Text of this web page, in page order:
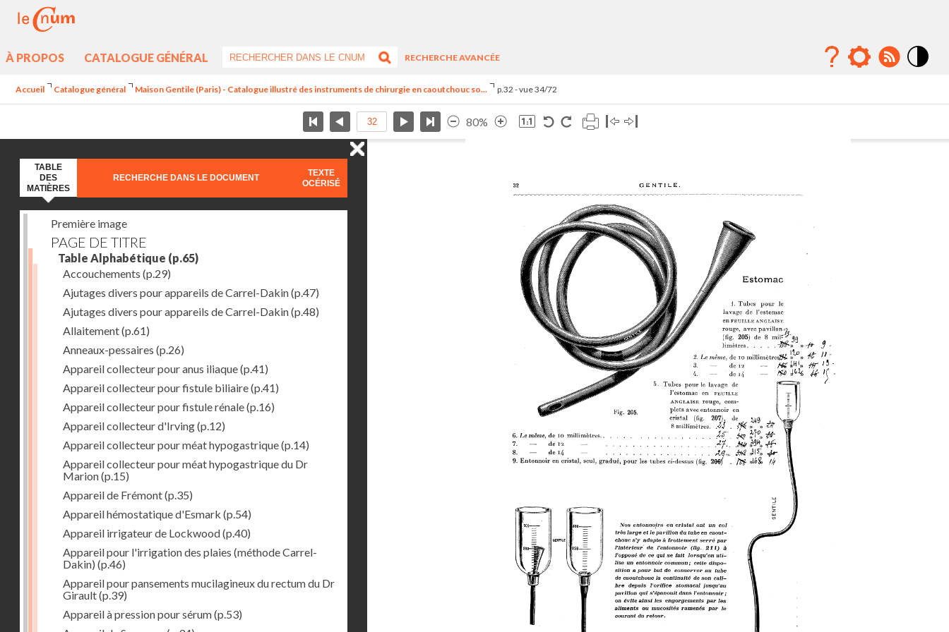
À PROPOS CATALOGUE GÉNÉRAL
RECHERCHE AVANCÉE
Accueil Catalogue général Maison Gentile (Paris) - Catalogue illustré des instruments de chirurgie en caoutchouc so... p.32 - vue 34/72
80%
TABLE
DES
MATIÈRES
RECHERCHE DANS LE DOCUMENT
TEXTE
OCÉRISÉ
Première image
PAGE DE TITRE
Table Alphabétique (p.65)
Accouchements (p.29)
Ajutages divers pour appareils de Carrel-Dakin(p.47)
Ajutages divers pour appareils de Carrel-Dakin(p.48)
Allaitement(p.61)
Anneaux-pessaires (p.26)
Appareil collecteur pour anus iliaque(p.41)
Appareil collecteur pour fistule biliaire(p.41)
Appareil collecteur pour fistule rénale(p.16)
Appareil collecteur d'Irving(p.12)
Appareil collecteur pour méat hypogastrique(p.14)
Appareil collecteur pour méat hypogastrique du Dr
Marion(p.15)
Appareil de Frémont(p.35)
Appareil hémostatique d'Esmark (p.54)
Appareil irrigateur de Lockwood(p.40)
Appareil pour l'irrigation des plaies (méthode Carrel-
Dakin) (p.46)
Appareil pour pansements mucilagineux du rectum du Dr
Girault(p.39)
Appareil à pression pour sérum(p.53)